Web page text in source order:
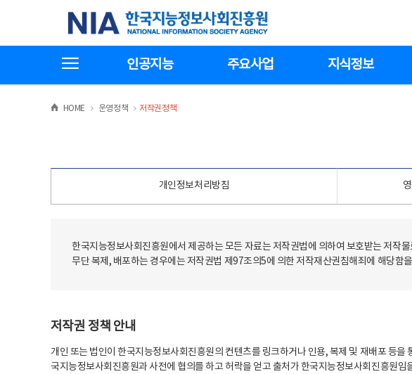
기
한국지능정보사회진흥원
인공지능 주요사업 지식정보
HOME >운영정책 >
저작권정책
개인정보처리방침
한국지능정보사회진흥원에서 제공하는 모든 자료는 저작권법에 의하여 보호받는 저작
무단 복제, 배포하는 경우에는 저작권법 제97조의5에 의한 저작재산권침해죄에 해당함
저작권 정책 안내
개인 또는 법인이 한국지능정보사회진흥원의 컨텐츠를 링크하거나 인용, 복제 및 재배포 등
국지능정보사회진흥원과 사전에 협의를 하고 허락을 얻고 출처가 한국지능정보사회진흥원